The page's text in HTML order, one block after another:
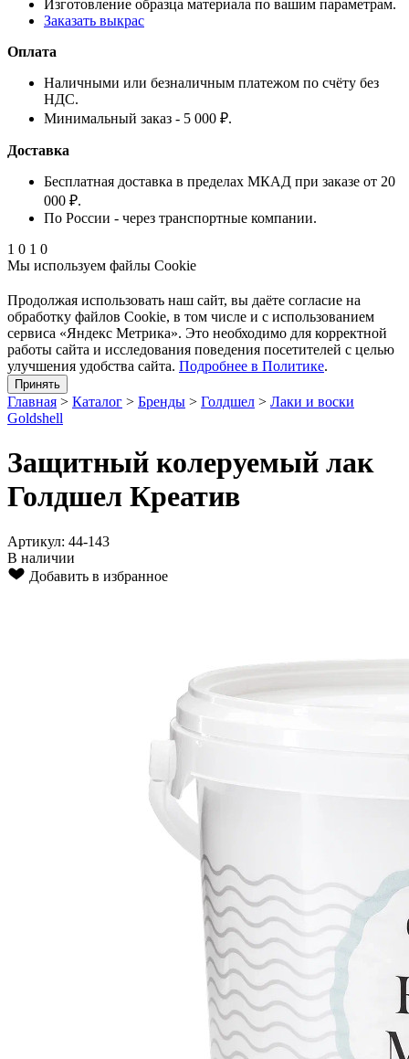
Изготовление образца материала по вашим параметрам.
Заказать выкрас
Оплата
Наличными или безналичным платежом по счёту без
НДС.
Минимальный заказ - 5 000 ₽.
Доставка
Бесплатная доставка в пределах МКАД при заказе от 20
000 ₽.
По России - через транспортные компании.
1 0 1 0
Мы используем файлы Cookie
Продолжая использовать наш cайт, вы даёте согласие на
обработку файлов Cookie, в том числе и с использованием
сервиса «Яндекс Метрика». Это необходимо для корректной
работы сайта и исследования поведения посетителей с целью
улучшения удобства сайта. Подробнее в Политике.
Принять
Главная > Каталог > Бренды > Голдшел > Лаки и воски
Goldshell
Защитный колеруемый лак
Голдшел Креатив
Артикул: 44-143
В наличии
Добавить в избранное